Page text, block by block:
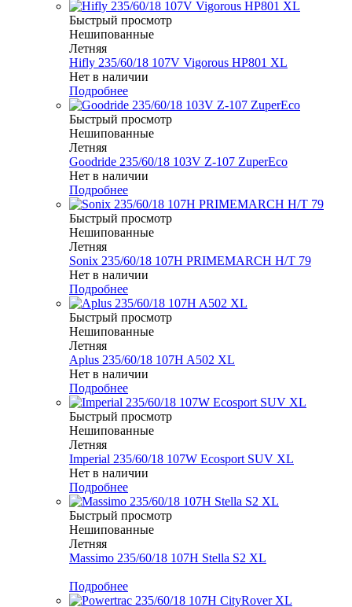
Быстрый просмотр
Нешипованные
Летняя
Hifly 235/60/18 107V Vigorous HP801 XL
Нет в наличии
Подробнее
Быстрый просмотр
Нешипованные
Летняя
Goodride 235/60/18 103V Z-107 ZuperEco
Нет в наличии
Подробнее
Быстрый просмотр
Нешипованные
Летняя
Sonix 235/60/18 107H PRIMEMARCH H/T 79
Нет в наличии
Подробнее
Быстрый просмотр
Нешипованные
Летняя
Aplus 235/60/18 107H A502 XL
Нет в наличии
Подробнее
Быстрый просмотр
Нешипованные
Летняя
Imperial 235/60/18 107W Ecosport SUV XL
Нет в наличии
Подробнее
Быстрый просмотр
Нешипованные
Летняя
Massimo 235/60/18 107H Stella S2 XL
Подробнее